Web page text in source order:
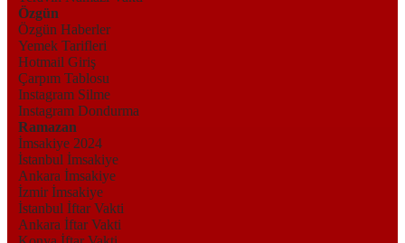
Özgün
Özgün Haberler
Yemek Tarifleri
Hotmail Giriş
Çarpım Tablosu
Instagram Silme
Instagram Dondurma
Ramazan
İmsakiye 2024
İstanbul İmsakiye
Ankara İmsakiye
İzmir İmsakiye
İstanbul İftar Vakti
Ankara İftar Vakti